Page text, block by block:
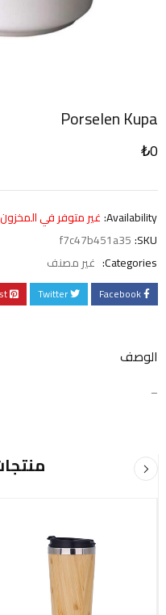
Porselen Kupa
₺0
Availability: غير متوفر في المخزون
SKU:
f7c47b451a35
Categories: غير مصنف
Facebook
Twitter
الوصف
–